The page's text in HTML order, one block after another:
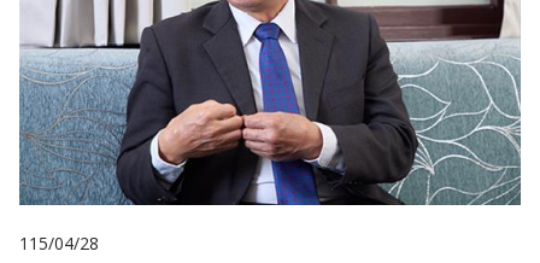
115/04/28